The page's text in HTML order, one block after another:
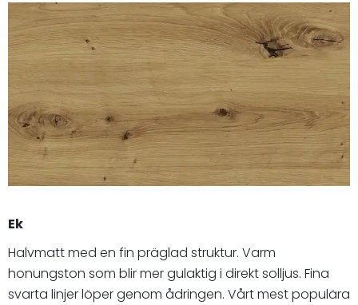
Ek
Halvmatt med en fin präglad struktur. Varm
honungston som blir mer gulaktig i direkt solljus. Fina
svarta linjer löper genom ådringen. Vårt mest populära